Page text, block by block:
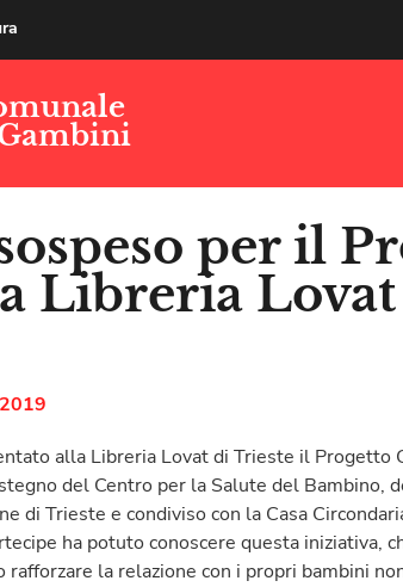
per il
Libreria
alla Libreria Lovat di Trieste il Progetto
del Centro per la Salute del Bambino,
di Trieste e condiviso con la Casa
ha potuto conoscere questa iniziativa,
la relazione con i propri bambini